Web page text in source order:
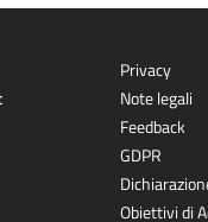
Privacy
Note legali
Feedback
GDPR
Obiettivi di